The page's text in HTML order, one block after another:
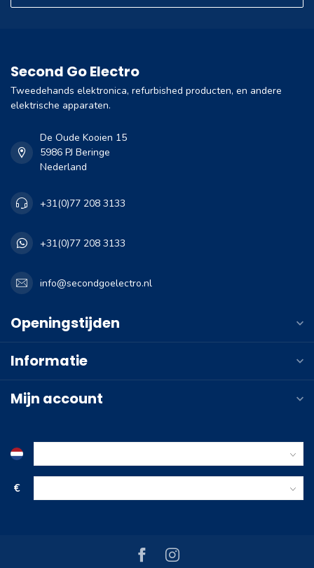
Second Go Electro
Tweedehands elektronica, refurbished producten, en andere
elektrische apparaten.
De Oude Kooien 15
5986 PJ Beringe
Nederland
+31(0)77 208 3133
+31(0)77 208 3133
info@secondgoelectro.nl
Openingstijden
Informatie
Mijn account
€